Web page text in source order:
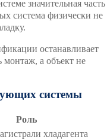
значительная часть
система физически не
останавливает
монтаж, а объект не
системы
Роль
хладагента